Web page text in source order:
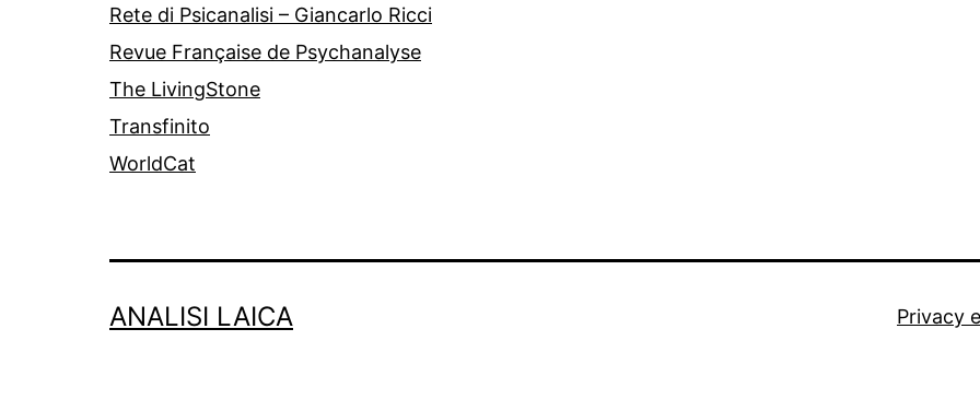
Rete di Psicanalisi – Giancarlo Ricci
Revue Française de Psychanalyse
The LivingStone
Transfinito
WorldCat
ANALISI LAICA Privacy